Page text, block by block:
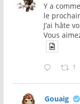
Y a
le
J’ai hâte
Vous
1
Gouaig